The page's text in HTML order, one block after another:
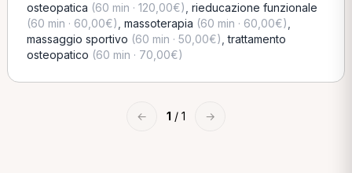
osteopatica (60 min · 120,00€) rieducazione funzionale
(60 min · 60,00€) massoterapia (60 min · 60,00€)
massaggio sportivo (60 min · 50,00€) ,trattamento
osteopatico (60 min · 70,00€)
← 1 / 1 →